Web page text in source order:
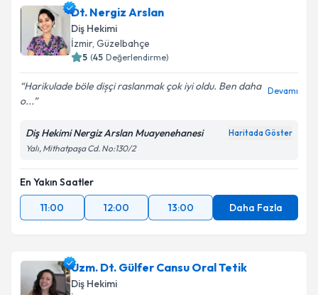
Dt. Nergiz Arslan
Diş Hekimi
İzmir, Güzelbahçe
5 (45 Değerlendirme)
Harikulade böle dișçi raslanmak çok iyi oldu. Ben daha
o...
Devamı
Diş Hekimi Nergiz Arslan Muayenehanesi Haritada Göster
Yalı, Mithatpaşa Cd. No:130/2
En Yakın Saatler
11:00
12:00 13:00 Daha Fazla
Uzm. Dt. Gülfer Cansu Oral Tetik
Diş Hekimi